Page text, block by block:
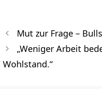
Mut zur Frage –
„Weniger Arbeit
Wohlstand.“